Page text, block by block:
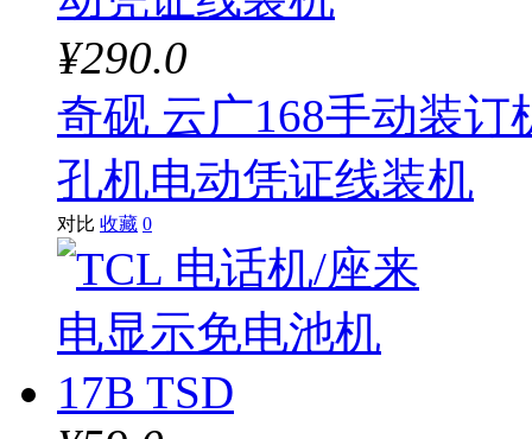
¥290.0
奇砚 云广168手动装
孔机电动凭证线装机
对比 收藏 0